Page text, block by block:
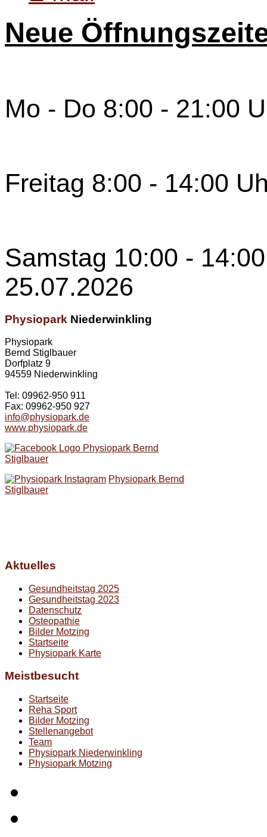
Neue
Mo - Do 8:00 - 21:00
Freitag 8:00 - 14:00
Samstag 10:00 -
25.07.2026
Physiopark Niederwinkling
Physiopark
Bernd Stiglbauer
Dorfplatz 9
94559 Niederwinkling
Tel: 09962-950 911
Fax: 09962-950 927
info@physiopark.de
www.physiopark.de
Physiopark Bernd
Stiglbauer
Physiopark Bernd
Stiglbauer
Aktuelles
Gesundheitstag 2025
Gesundheitstag 2023
Datenschutz
Osteopathie
Bilder Motzing
Startseite
Physiopark Karte
Meistbesucht
Startseite
Reha Sport
Bilder Motzing
Stellenangebot
Team
Physiopark Niederwinkling
Physiopark Motzing